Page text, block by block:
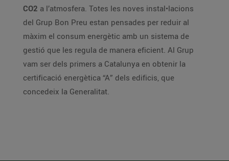
CO2 a l’atmosfera. Totes les noves instal•lacions
del Grup Bon Preu estan pensades per reduir al
màxim el consum energètic amb un sistema de
gestió que les regula de manera eficient. Al Grup
vam ser dels primers a Catalunya en obtenir la
certificació energètica “A” dels edificis, que
concedeix la Generalitat.